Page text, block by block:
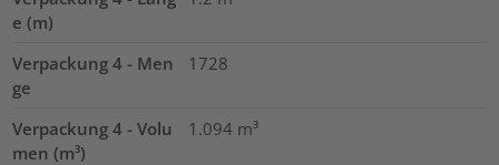
e (m)
Verpackung 4 - Men
ge
1728
Verpackung 4 - Volu
men (m³)
1.094 m³